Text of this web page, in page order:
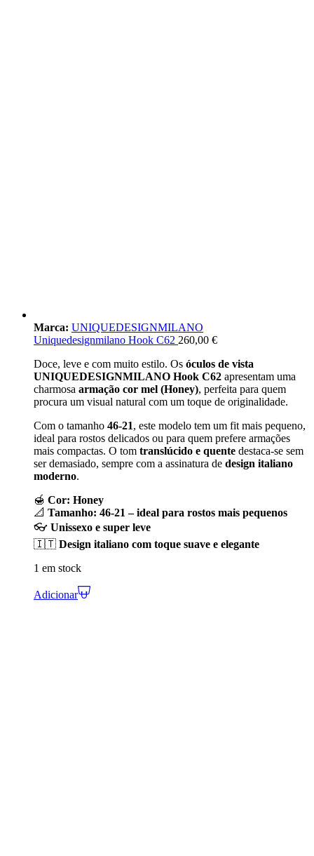
Marca: UNIQUEDESIGNMILANO
Uniquedesignmilano Hook C62 260,00 €
Doce, leve e com muito estilo. Os óculos de vista
UNIQUEDESIGNMILANO Hook C62 apresentam uma
charmosa armação cor mel (Honey), perfeita para quem
procura um visual natural com um toque de originalidade.
Com o tamanho 46-21, este modelo tem um fit mais pequeno,
ideal para rostos delicados ou para quem prefere armações
mais compactas. O tom translúcido e quente destaca-se sem
ser demasiado, sempre com a assinatura de design italiano
moderno.
🍯 Cor: Honey
📐 Tamanho: 46-21 – ideal para rostos mais pequenos
👓 Unissexo e super leve
🇮🇹 Design italiano com toque suave e elegante
1 em stock
Adicionar